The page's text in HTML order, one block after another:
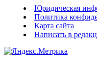
Юридическая
Политика
Карта сайта
Написать в